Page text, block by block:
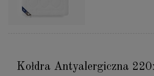
Kołdra Antyalergiczna